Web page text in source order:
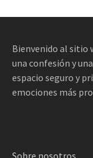
Bienvenido al sitio
una confesión y
espacio seguro y
emociones más